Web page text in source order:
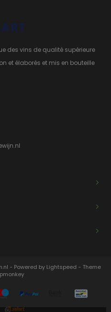
des vins de qualité supérieure
et élaborés et mis en bouteille
- Powered by Lightspeed - Theme